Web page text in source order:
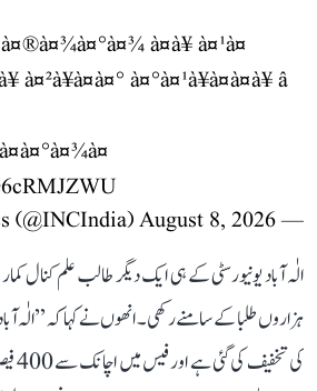
à¤à¥ à¤¹à¤
à¤°à¤¹à¥à¤à¤à¥ â
— Congress (@INCIndia)
August 8, 2026
الٰہ آباد یونیورسٹی کے ہی ایک دیگر طالب علم کنال
کی